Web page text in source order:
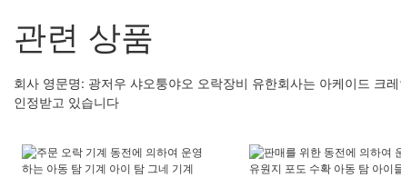
관련 상품
회사 영문명: 광저우 샤오퉁야오 오락장비 유한회사는 아케이드 크
인정받고 있습니다